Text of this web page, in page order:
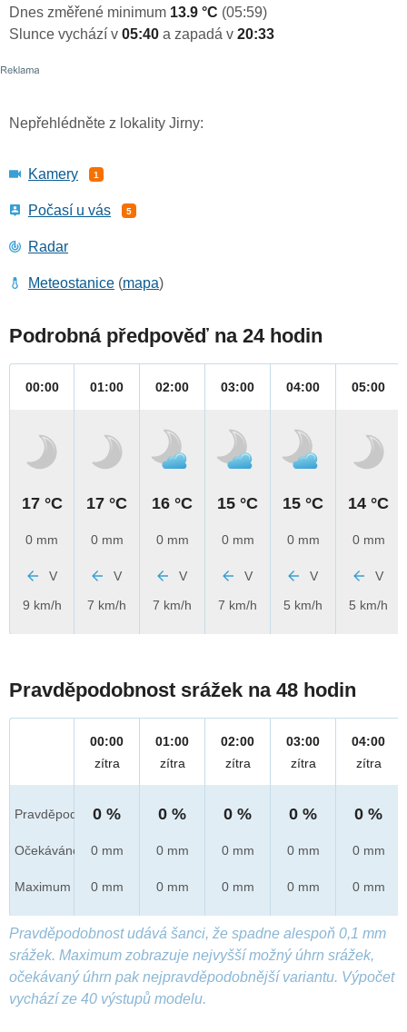
Dnes změřené minimum 13.9 °C (05:59)
Slunce vychází v 05:40 a zapadá v 20:33
Nepřehlédněte z lokality Jirny:
Kamery 1
Počasí u vás 5
Radar
Meteostanice (mapa)
Podrobná předpověď na 24 hodin
00:00
17 °C
0 mm
V
9 km/h
01:00
17 °C
0 mm
V
7 km/h
02:00
16 °C
0 mm
V
7 km/h
03:00
15 °C
0 mm
V
7 km/h
04:00
15 °C
0 mm
V
5 km/h
05:00
14 °C
0 mm
V
5 km/h
Pravděpodobnost srážek na 48 hodin
Pravděpod.
Očekáváno
Maximum
00:00
zítra
0 %
0 mm
0 mm
01:00
zítra
0 %
0 mm
0 mm
02:00
zítra
0 %
0 mm
0 mm
03:00
zítra
0 %
0 mm
0 mm
04:00
zítra
0 %
0 mm
0 mm
Pravděpodobnost udává šanci, že spadne alespoň 0,1 mm
srážek. Maximum zobrazuje nejvyšší možný úhrn srážek,
očekávaný úhrn pak nejpravděpodobnější variantu. Výpočet
vychází ze 40 výstupů modelu.